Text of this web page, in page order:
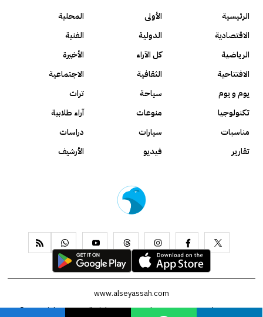
الرئيسية الأولى
المحلية
الاقتصادية
الدولية
الفنية
الرياضية
كل الآراء
الأخيرة
الافتتاحية
الثقافية
الاجتماعية
يوم و يوم
سياحة
تراث
تكنولوجيا
منوعات
آراء طلابية
مناسبات
سيارات
دراسات
تقارير
فيديو الأرشيف
www.alseyassah.com
About us
Contact us
Copyright 2026, All Rights Reserved ©